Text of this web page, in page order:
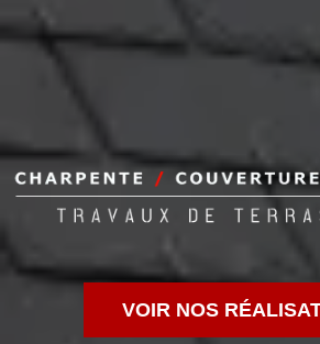
VOIR NOS